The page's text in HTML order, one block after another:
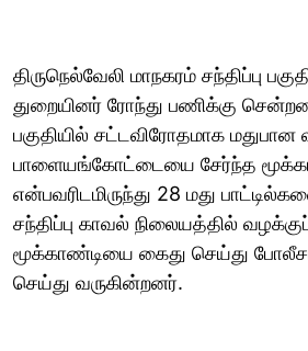
திருநெல்வேலி மாநகரம் சந்திப்பு
துறையினர் ரோந்து பணிக்கு
பகுதியில் சட்டவிரோதமாக மதுபான
பாளையங்கோட்டையை சேர்ந்த
என்பவரிடமிருந்து 28 மது
சந்திப்பு காவல் நிலையத்தில்
மூக்காண்டியை கைது செய்து
செய்து வருகின்றனர்.